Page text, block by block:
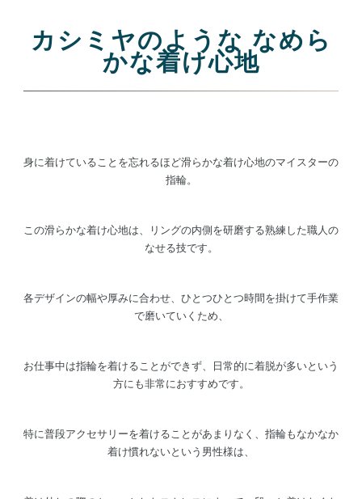
カシミヤのような なめら
かな着け心地
身に着けていることを忘れるほど滑らかな着け心地のマイスターの
指輪。
この滑らかな着け心地は、リングの内側を研磨する熟練した職人の
なせる技です。
各デザインの幅や厚みに合わせ、ひとつひとつ時間を掛けて手作業
で磨いていくため、
お仕事中は指輪を着けることができず、日常的に着脱が多いという
方にも非常におすすめです。
特に普段アクセサリーを着けることがあまりなく、指輪もなかなか
着け慣れないという男性様は、